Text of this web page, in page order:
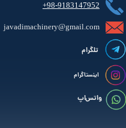
+98-9183147952
اینستاگرام
javadimachinery@gmail.com​​​​​​​​
تلگرام
واتس اپ